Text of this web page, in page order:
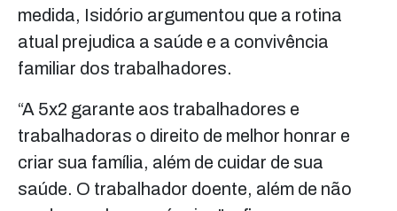
medida, Isidório argumentou que a rotina
atual prejudica a saúde e a convivência
familiar dos trabalhadores.
“A 5x2 garante aos trabalhadores e
trabalhadoras o direito de melhor honrar e
criar sua família, além de cuidar de sua
saúde. O trabalhador doente, além de não